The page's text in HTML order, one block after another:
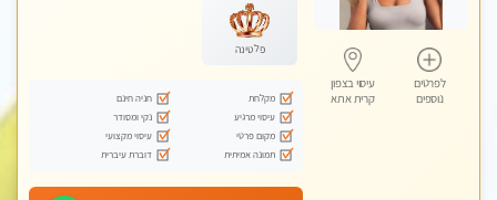
לפרטים
נוספים
עיסוי בצפון
קרית אתא
טנטרה, עיסוי מגבר לגבר, עיסוי מגבר
לאישה
פלטינה
מקלחת
חניה חינם
עיסוי מרגיע
נקי ומסודר
מקום פרטי
עיסוי מקצועי
תמונה אמיתית
דוברת עיברית